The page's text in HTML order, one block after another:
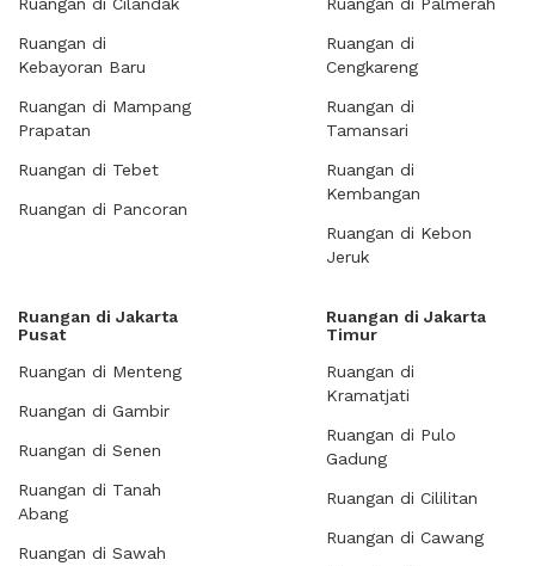
Ruangan di
Kebayoran Baru
Ruangan di Mampang
Prapatan
Ruangan di Tebet
Ruangan di Pancoran
Ruangan di
Cengkareng
Ruangan di
Tamansari
Ruangan di
Kembangan
Ruangan di Kebon
Jeruk
Ruangan di Jakarta
Pusat
Ruangan di Menteng
Ruangan di Gambir
Ruangan di Senen
Ruangan di Tanah
Abang
Ruangan di Sawah
Ruangan di Jakarta
Timur
Ruangan di
Kramatjati
Ruangan di Pulo
Gadung
Ruangan di Cililitan
Ruangan di Cawang